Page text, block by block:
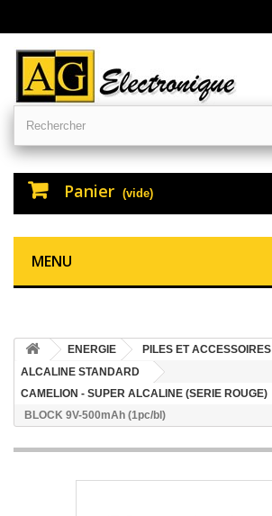
Panier (vide)
MENU
ENERGIE
PILES ET ACCESSOIRES
ALCALINE STANDARD
CAMELION - SUPER ALCALINE (SERIE ROUGE)
BLOCK 9V-500mAh (1pc/bl)